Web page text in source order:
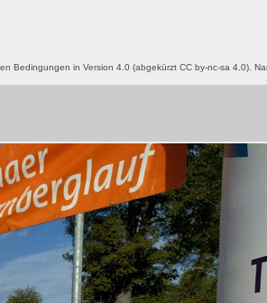
Bedingungen in Version 4.0 (abgekürzt CC by-nc-sa 4.0).